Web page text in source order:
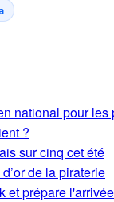
national pour
?
sur cinq cet été
de la piraterie
prépare